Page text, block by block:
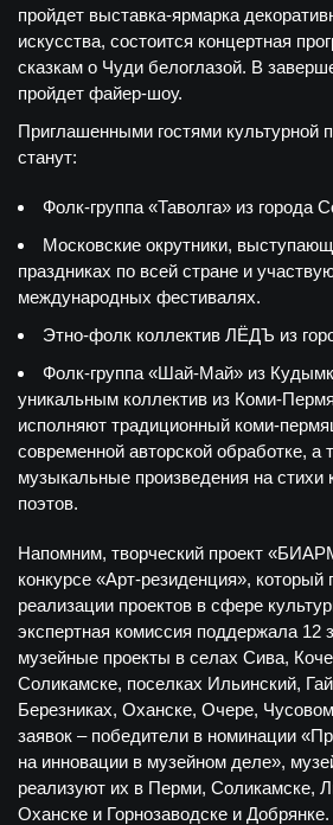
пройдет выставка-ярмарка
искусства, состоится концертная
сказкам о Чуди белоглазой. В
пройдет файер-шоу.
Приглашенными гостями культурной
станут:
Фолк-группа «Таволга» из города
Московские окрутники,
праздниках по всей стране и
международных фестивалях.
Этно-фолк коллектив ЛЁДЪ из
Фолк-группа «Шай-Май» из
уникальным коллектив из Коми-
исполняют традиционный коми-
современной авторской обработке, а
музыкальные произведения на стихи
поэтов.
Напомним, творческий проект
конкурсе «Арт-резиденция», который
реализации проектов в сфере
экспертная комиссия поддержала 12
музейные проекты в селах Сива,
Соликамске, поселках Ильинский,
Березниках, Оханске, Очере,
заявок – победители в номинации
на инновации в музейном деле»,
реализуют их в Перми, Соликамске,
Оханске и Горнозаводске и Добрянке.